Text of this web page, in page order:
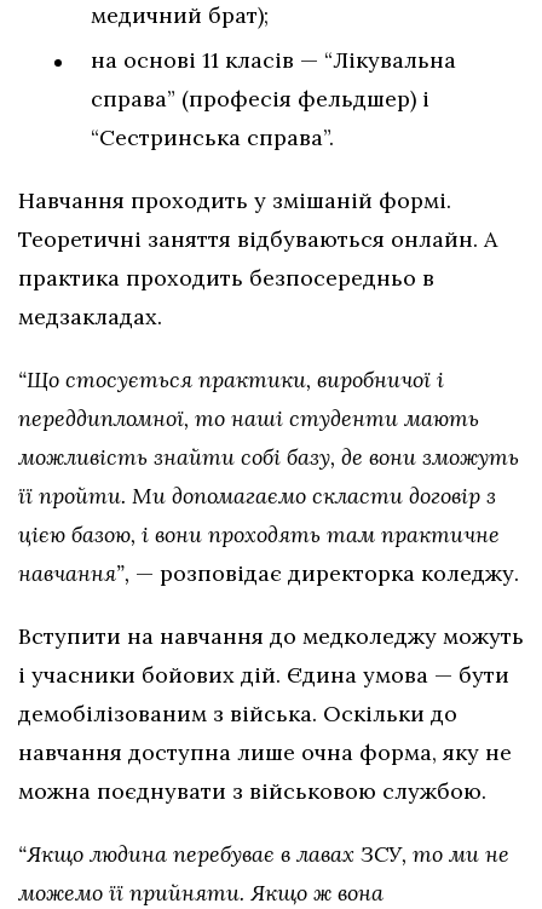
медичний брат);
на основі 11 класів — “Лікувальна
справа” (професія фельдшер) і
“Сестринська справа”.
Навчання проходить у змішаній формі.
Теоретичні заняття відбуваються онлайн. А
практика проходить безпосередньо в
медзакладах.
“Що стосується практики, виробничої і
переддипломної, то наші студенти мають
можливість знайти собі базу, де вони зможуть
її пройти. Ми допомагаємо скласти договір з
цією базою, і вони проходять там практичне
навчання”, — розповідає директорка коледжу.
Вступити на навчання до медколеджу можуть
і учасники бойових дій. Єдина умова — бути
демобілізованим з війська. Оскільки до
навчання доступна лише очна форма, яку не
можна поєднувати з військовою службою.
“Якщо людина перебуває в лавах ЗСУ, то ми не
можемо її прийняти. Якщо ж вона